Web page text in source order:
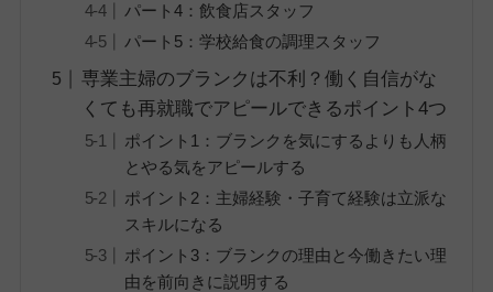
パート4：飲食店スタッフ
パート5：学校給食の調理スタッフ
専業主婦のブランクは不利？働く自信がな
くても再就職でアピールできるポイント4つ
ポイント1：ブランクを気にするよりも人柄
とやる気をアピールする
ポイント2：主婦経験・子育て経験は立派な
スキルになる
ポイント3：ブランクの理由と今働きたい理
由を前向きに説明する